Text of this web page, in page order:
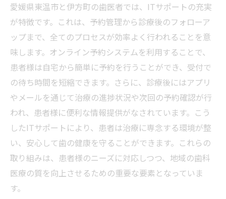
医療ITを活用したコミュニティケアの重要
性
地域の健康を支える歯医者の役割
愛媛県東温市と伊方町における地域貢献活
動
歯医者での医療IT活用がもたらす利点愛媛県東
温市と伊方町での体験談
患者が語る医療IT導入のメリット
愛媛県東温市と伊方町の実際の体験談から
見るITの効果
患者からのフィードバックによるサービス
愛媛県東温市と伊方町の歯医者では、ITサポートの充実
が特徴です。これは、予約管理から診療後のフォローア
ップまで、全てのプロセスが効率よく行われることを意
味します。オンライン予約システムを利用することで、
患者様は自宅から簡単に予約を行うことができ、受付で
の待ち時間を短縮できます。さらに、診療後にはアプリ
やメールを通じて治療の進捗状況や次回の予約確認が行
われ、患者様に便利な情報提供がなされています。こう
したITサポートにより、患者は治療に専念する環境が整
い、安心して歯の健康を守ることができます。これらの
取り組みは、患者様のニーズに対応しつつ、地域の歯科
医療の質を向上させるための重要な要素となっていま
す。